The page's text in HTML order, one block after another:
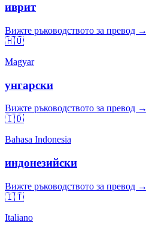
иврит
Вижте ръководството за превод →
🇭🇺
Magyar
унгарски
Вижте ръководството за превод →
🇮🇩
Bahasa Indonesia
индонезийски
Вижте ръководството за превод →
🇮🇹
Italiano